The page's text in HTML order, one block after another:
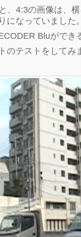
、4:3の画像は、
になっていました
Bluができ
のテストをしてみ